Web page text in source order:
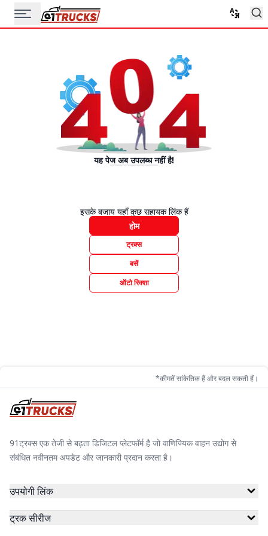
यह पेज अब उपलब्ध नहीं है!
इसके बजाय यहाँ कुछ सहायक लिंक हैं
होम
ट्रक्स
बसें
ऑटो रिक्शा
*कीमतें सांकेतिक हैं और बदल सकती हैं।
91ट्रक्स एक तेजी से बढ़ता डिजिटल प्लेटफॉर्म है जो वाणिज्यिक वाहन उद्योग से
संबंधित नवीनतम अपडेट और जानकारी प्रदान करता है।
उपयोगी लिंक
ट्रक सीरीज